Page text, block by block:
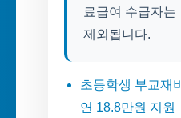
료급여 수급자는
제외됩니다.
초등학생 부교재비
연 18.8만원 지원